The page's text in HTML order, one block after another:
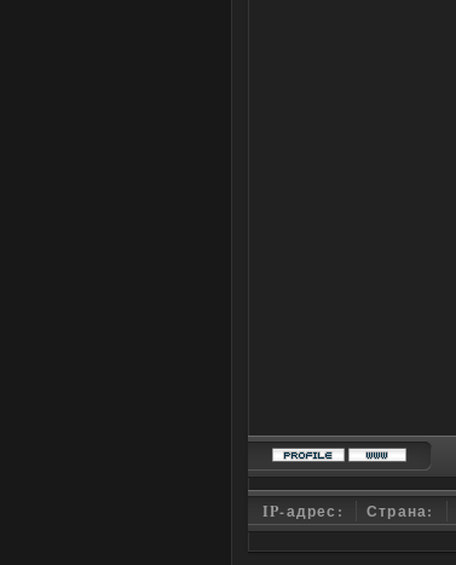
IP-адрес: Страна: